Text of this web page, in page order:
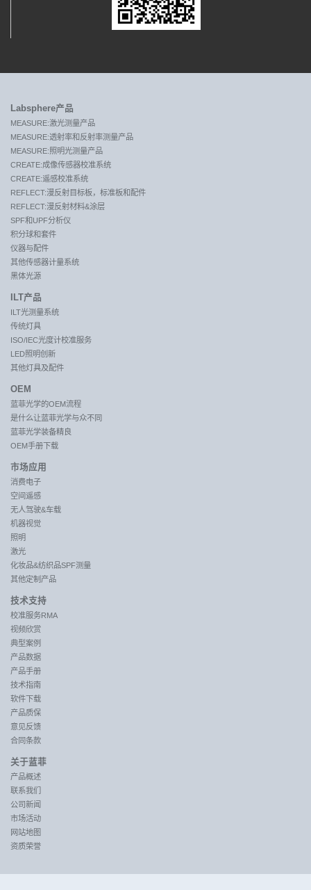
Labsphere产品
MEASURE:激光测量产品
MEASURE:透射率和反射率测量产品
MEASURE:照明光测量产品
CREATE:成像传感器校准系统
CREATE:遥感校准系统
REFLECT:漫反射目标板，标准板和配件
REFLECT:漫反射材料&涂层
SPF和UPF分析仪
积分球和套件
仪器与配件
其他传感器计量系统
黑体光源
ILT产品
ILT光测量系统
传统灯具
ISO/IEC光度计校准服务
LED照明创新
其他灯具及配件
OEM
蓝菲光学的OEM流程
是什么让蓝菲光学与众不同
蓝菲光学装备精良
OEM手册下载
市场应用
消费电子
空间遥感
无人驾驶&车载
机器视觉
照明
激光
化妆品&纺织品SPF测量
其他定制产品
技术支持
校准服务RMA
视频欣赏
典型案例
产品数据
产品手册
技术指南
软件下载
产品质保
意见反馈
合同条款
关于蓝菲
产品概述
联系我们
公司新闻
市场活动
网站地图
资质荣誉